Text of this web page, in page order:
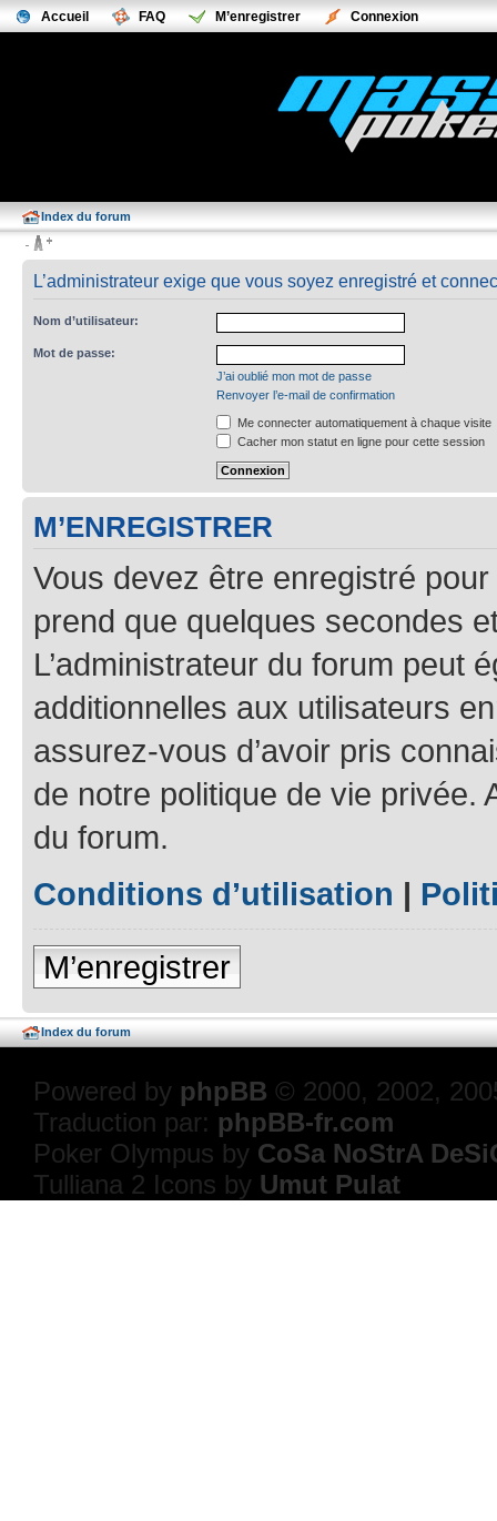
Accueil FAQ M’enregistrer Connexion
Index du forum
L’administrateur exige que vous soyez enregistré et
Nom d’utilisateur:
Mot de passe:
J’ai oublié mon mot de passe
Renvoyer l’e-mail de confirmation
Me connecter automatiquement à chaque visite
Cacher mon statut en ligne pour cette session
M’ENREGISTRER
Vous devez être enregistré
prend que quelques secondes
L’administrateur du forum peut
additionnelles aux utilisateurs
assurez-vous d’avoir pris
de notre politique de vie privée.
du forum.
Conditions d’utilisation |
M’enregistrer
Index du forum
Powered by phpBB © 2000, 2002,
Traduction par: phpBB-fr.com
Poker Olympus by CoSa NoStrA
Tulliana 2 Icons by Umut Pulat